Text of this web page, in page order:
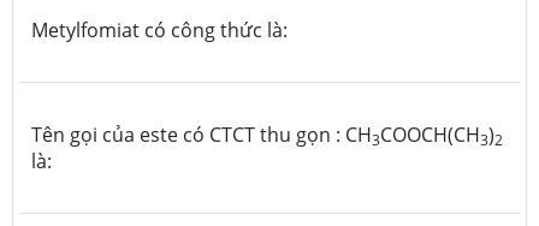
Metylfomiat có công thức là:
Tên gọi của este có CTCT thu gọn : CH3COOCH(CH3)2
là: